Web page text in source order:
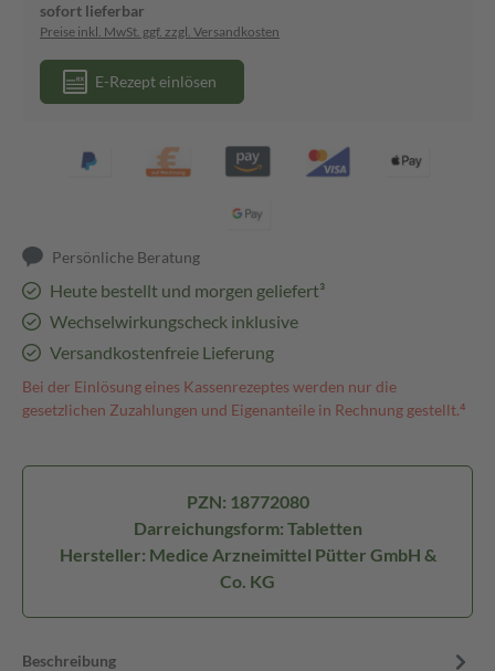
sofort lieferbar
Preise inkl. MwSt. ggf. zzgl. Versandkosten
E-Rezept einlösen
Persönliche Beratung
Heute bestellt und morgen geliefert³
Wechselwirkungscheck inklusive
Versandkostenfreie Lieferung
Bei der Einlösung eines Kassenrezeptes werden nur die
gesetzlichen Zuzahlungen und Eigenanteile in Rechnung gestellt.⁴
PZN: 18772080
Darreichungsform: Tabletten
Hersteller: Medice Arzneimittel Pütter GmbH &
Co. KG
Beschreibung